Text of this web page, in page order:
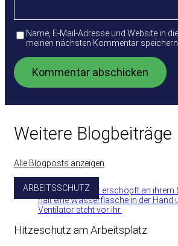
Name, E-Mail-Adresse und Website in
meinen nächsten Kommentar
Weitere Blogbeiträge
Alle Blogposts anzeigen
ARBEITSSCHUTZ
Hitzeschutz am Arbeitsplatz